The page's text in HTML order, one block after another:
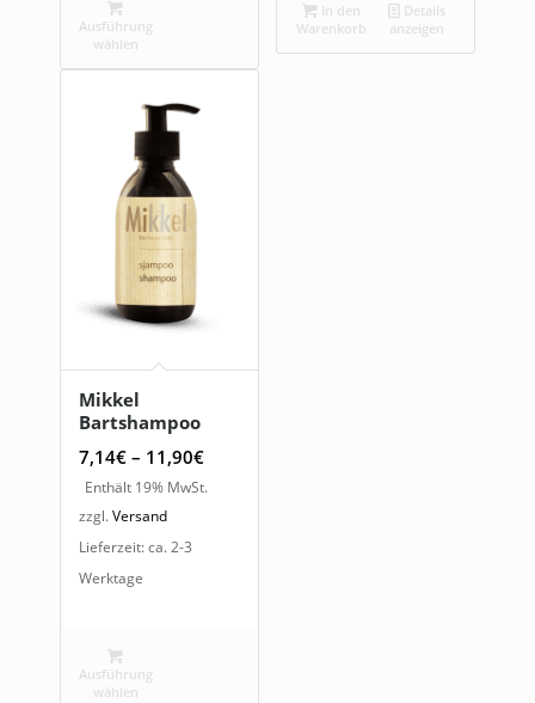
Ausführung
wählen
In den
Warenkorb
Details
anzeigen
Mikkel
Bartshampoo
7,14€ – 11,90€Preisspanne:
7,14€
Enthält 19% MwSt.
zzgl.Versand
Lieferzeit: ca. 2-3
Werktage
Ausführung
wählen